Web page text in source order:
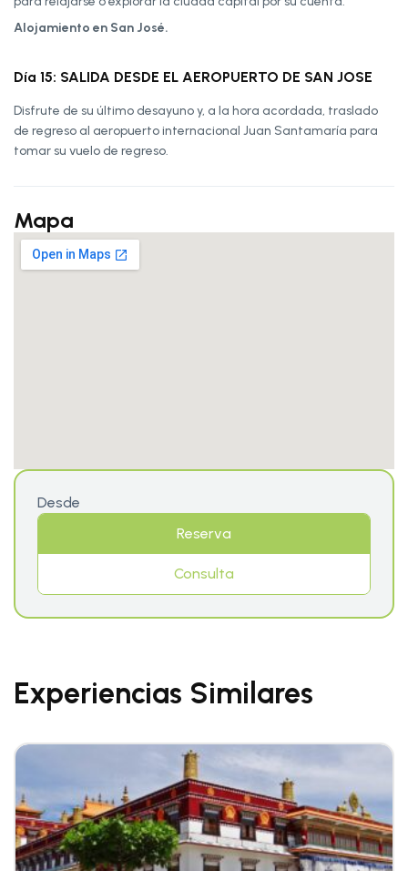
Alojamiento en San José.
Día 15: SALIDA DESDE EL AEROPUERTO DE SAN JOSE
Disfrute de su último desayuno y, a la hora acordada, traslado
de regreso al aeropuerto internacional Juan Santamaría para
tomar su vuelo de regreso.
Mapa
Desde
Reserva
Consulta
Experiencias Similares